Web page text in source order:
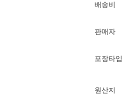
배송비
판매자
포장타입
원산지